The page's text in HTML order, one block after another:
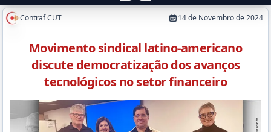
Contraf CUT 14 de Novembro de 2024
Movimento sindical latino-americano
discute democratização dos avanços
tecnológicos no setor financeiro